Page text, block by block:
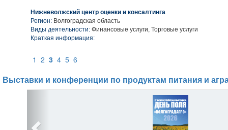
Нижневолжский центр оценки и консалтинга
Регион: Волгоградская область
Виды деятельности: Финансовые услуги, Торговые услуги
Краткая информация:
1 2 3 4 5 6
Выставки и конференции по продуктам питания и